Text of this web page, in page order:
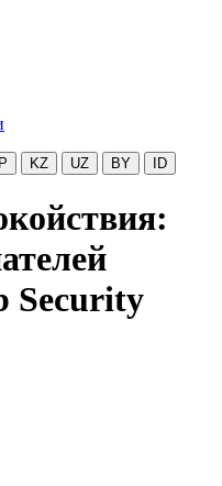
KZ UZ BY ID
Security